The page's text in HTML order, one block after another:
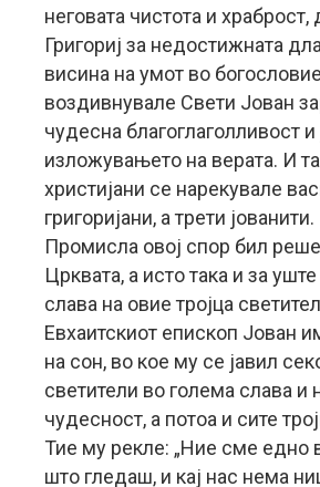
неговата чистота и храброст,
Григориј за недостижната
висина на умот во
воздивнувале Свети Јован
чудесна благоглаголливост и
изложувањето на верата. И
христијани се нарекувале
григоријани, а трети
Промисла овој спор бил
Црквата, а исто така и за
слава на овие тројца
Евхаитскиот епископ Јован
на сон, во кое му се јавил
светители во голема слава и
чудесност, а потоа и сите
Тие му рекле: „Ние сме едно
што гледаш, и кај нас нема